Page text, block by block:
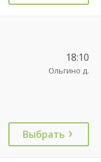
18:10
Ольгино д.
Выбрать